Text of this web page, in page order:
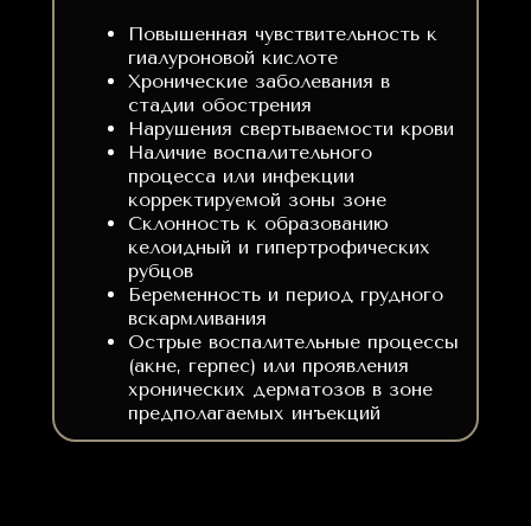
Повышенная чувствительность к
гиалуроновой кислоте
Хронические заболевания в
стадии обострения
Нарушения свертываемости крови
Наличие воспалительного
процесса или инфекции
корректируемой зоны зоне
Склонность к образованию
келоидный и гипертрофических
рубцов
Беременность и период грудного
вскармливания
Острые воспалительные процессы
(акне, герпес) или проявления
хронических дерматозов в зоне
предполагаемых инъекций